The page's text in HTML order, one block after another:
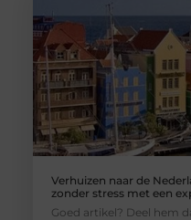
Verhuizen naar de
zonder stress met een
Goed artikel? Deel hem